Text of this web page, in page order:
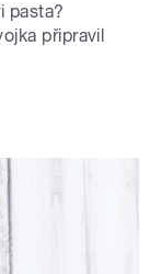
pasta?
připravil